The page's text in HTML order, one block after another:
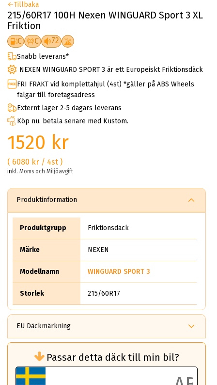
Tillbaka
215/60R17 100H Nexen WINGUARD Sport 3 XL
Friktion
C C 72
Snabb leverans*
NEXEN WINGUARD SPORT 3 är ett Europeiskt Friktionsdäck
FRI FRAKT vid komplettahjul (4st) *gäller på ABS Wheels
fälgar till företagsadress
Externt lager 2-5 dagars leverans
Köp nu. betala senare med Kustom.
1520 kr
( 6080 kr / 4st )
inkl. Moms och Miljöavgift
Produktinformation
Produktgrupp Friktionsdäck
Märke NEXEN
Modellnamn WINGUARD SPORT 3
Storlek 215/60R17
EU Däckmärkning
bränsleförbrukningen)
Det ska vara en betygsskala från klass A
till G för rullmotstånd.
Passar detta däck till min bil?